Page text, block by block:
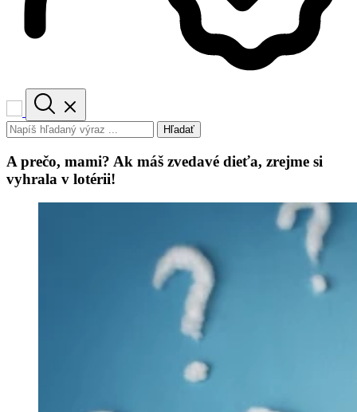
Hľadať
A prečo, mami? Ak máš zvedavé dieťa, zrejme si
vyhrala v lotérii!